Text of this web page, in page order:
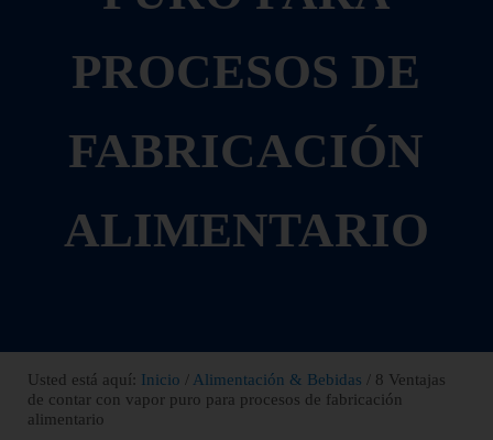
PROCESOS DE
FABRICACIÓN
ALIMENTARIO
Usted está aquí: Inicio / Alimentación & Bebidas / 8 Ventajas
de contar con vapor puro para procesos de fabricación
alimentario